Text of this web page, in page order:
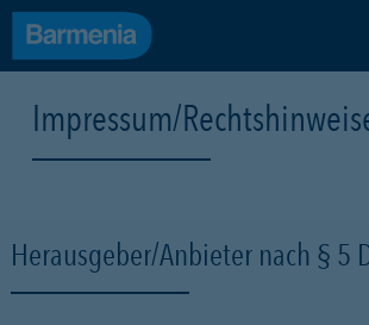
Impressum/
Herausgeber/Anbieter nach § 5